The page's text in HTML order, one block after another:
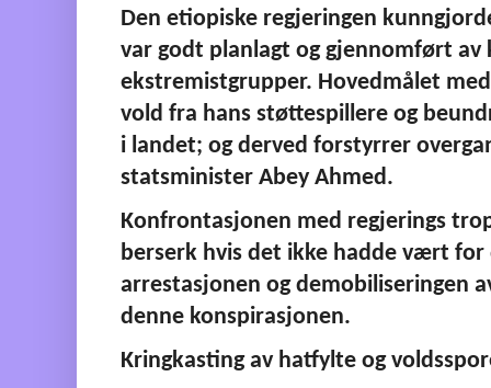
Den etiopiske regjeringen
var godt planlagt og gjennomført av
ekstremistgrupper. Hovedmålet
vold fra hans støttespillere og
i landet; og derved forstyrrer
statsminister Abey Ahmed.
Konfrontasjonen med regjerings
berserk hvis det ikke hadde vært
arrestasjonen og demobiliseringen
denne konspirasjonen.
Kringkasting av hatfylte og